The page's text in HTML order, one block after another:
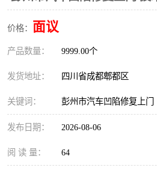
价格： 面议
产品数量： 9999.00个
发货地址： 四川省成都郫都区
关键词： 彭州市汽车凹陷修复上门
发布日期： 2026-08-06
阅 读 量： 64